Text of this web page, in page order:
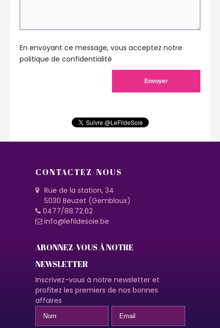
En envoyant ce message, vous acceptez notre
politique de confidentialité
CONTACTEZ-NOUS
Rue de la station, 34
5030 Beuzet (Gembloux)
0477/88.72.62
info@lefildesoie.be
ABONNEZ-VOUS À NOTRE
NEWSLETTER
Inscrivez-vous à notre newsletter et
profitez les premiers de nos bonnes
affaires